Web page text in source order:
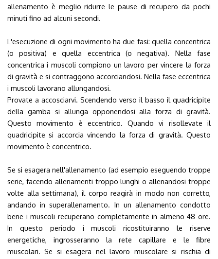
allenamento è meglio ridurre le pause di recupero da pochi
minuti fino ad alcuni secondi.
L'esecuzione di ogni movimento ha due fasi: quella concentrica
(o positiva) e quella eccentrica (o negativa). Nella fase
concentrica i muscoli compiono un lavoro per vincere la forza
di gravità e si contraggono accorciandosi. Nella fase eccentrica
i muscoli lavorano allungandosi.
Provate a accosciarvi. Scendendo verso il basso il quadricipite
della gamba si allunga opponendosi alla forza di gravità.
Questo movimento è eccentrico. Quando vi risollevate il
quadricipite si accorcia vincendo la forza di gravità. Questo
movimento è concentrico.
Se si esagera nell'allenamento (ad esempio eseguendo troppe
serie, facendo allenamenti troppo lunghi o allenandosi troppe
volte alla settimana), il corpo reagirà in modo non corretto,
andando in superallenamento. In un allenamento condotto
bene i muscoli recuperano completamente in almeno 48 ore.
In questo periodo i muscoli ricostituiranno le riserve
energetiche, ingrosseranno la rete capillare e le fibre
muscolari. Se si esagera nel lavoro muscolare si rischia di